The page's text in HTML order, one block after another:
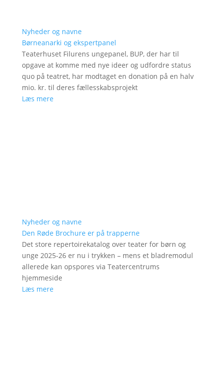
Nyheder og navne
Børneanarki og ekspertpanel
Teaterhuset Filurens ungepanel, BUP, der har til
opgave at komme med nye ideer og udfordre status
quo på teatret, har modtaget en donation på en halv
mio. kr. til deres fællesskabsprojekt
Læs mere
Nyheder og navne
Den Røde Brochure er på trapperne
Det store repertoirekatalog over teater for børn og
unge 2025-26 er nu i trykken – mens et bladremodul
allerede kan opspores via Teatercentrums
hjemmeside
Læs mere